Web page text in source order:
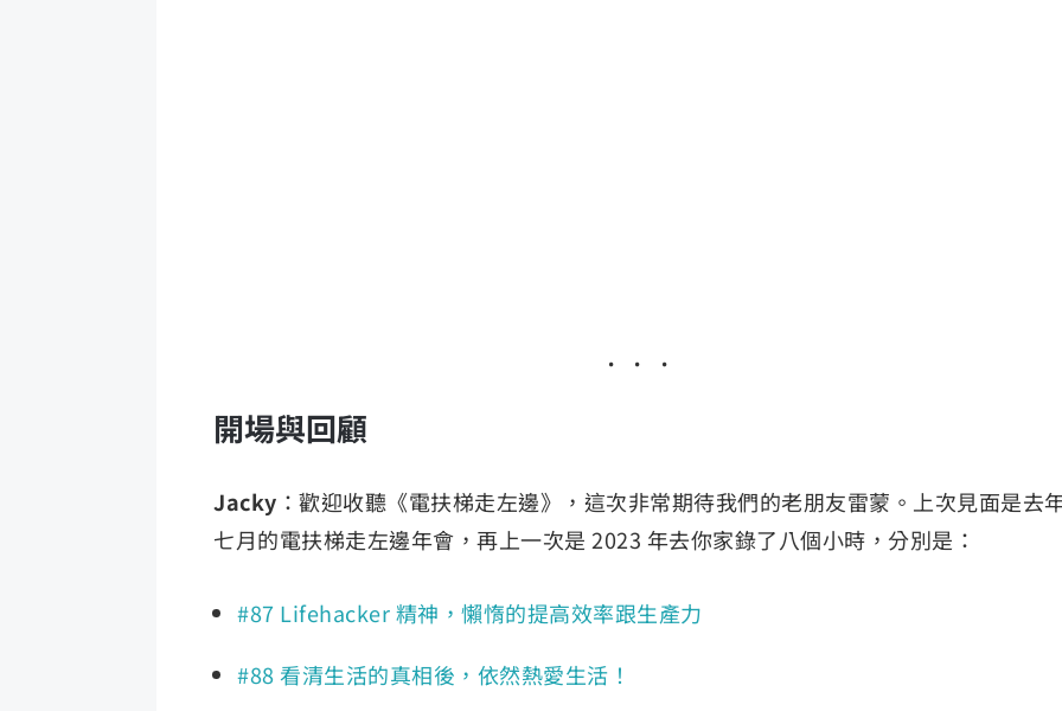
開場與回顧
Jacky ：歡迎收聽《電扶梯走左邊》，這次非常期待我們的老朋友雷蒙。上次見面是去
七月的電扶梯走左邊年會，再上一次是 2023 年去你家錄了八個小時，分別是：
#87 Lifehacker 精神，懶惰的提高效率跟生產力
#88 看清生活的真相後，依然熱愛生活！